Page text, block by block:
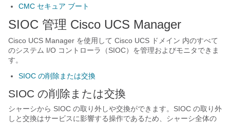
CMC セキュア ブート
SIOC 管理 Cisco UCS Manager
Cisco UCS Manager を使用して Cisco UCS ドメイン 内のすべて
のシステム I/O コントローラ（SIOC）を管理およびモニタできま
す。
SIOC の削除または交換
SIOC の削除または交換
シャーシから SIOC の取り外しや交換ができます。SIOC の取り外
しと交換はサービスに影響する操作であるため、シャーシ全体の